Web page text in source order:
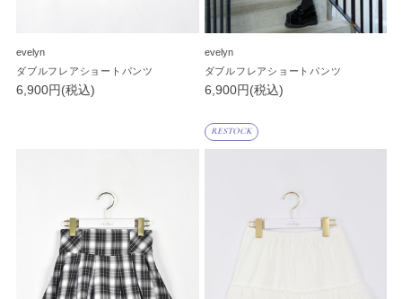
evelyn
ダブルフレアショートパンツ
6,900円(税込)
evelyn
ダブルフレアショートパンツ
6,900円(税込)
RESTOCK